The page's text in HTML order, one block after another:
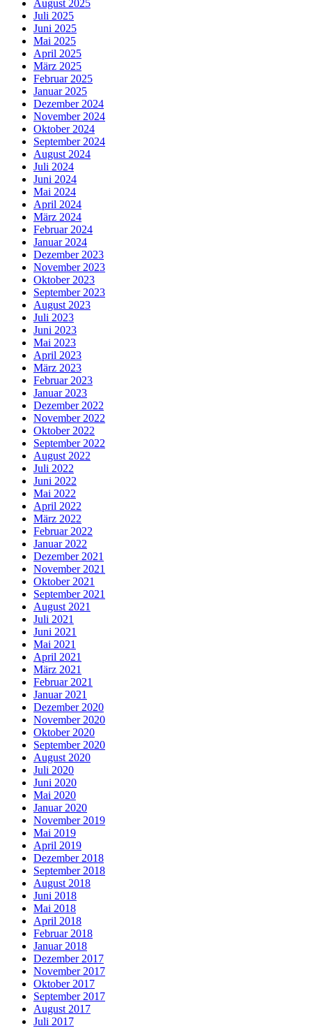
August 2025
Juli 2025
Juni 2025
Mai 2025
April 2025
März 2025
Februar 2025
Januar 2025
Dezember 2024
November 2024
Oktober 2024
September 2024
August 2024
Juli 2024
Juni 2024
Mai 2024
April 2024
März 2024
Februar 2024
Januar 2024
Dezember 2023
November 2023
Oktober 2023
September 2023
August 2023
Juli 2023
Juni 2023
Mai 2023
April 2023
März 2023
Februar 2023
Januar 2023
Dezember 2022
November 2022
Oktober 2022
September 2022
August 2022
Juli 2022
Juni 2022
Mai 2022
April 2022
März 2022
Februar 2022
Januar 2022
Dezember 2021
November 2021
Oktober 2021
September 2021
August 2021
Juli 2021
Juni 2021
Mai 2021
April 2021
März 2021
Februar 2021
Januar 2021
Dezember 2020
November 2020
Oktober 2020
September 2020
August 2020
Juli 2020
Juni 2020
Mai 2020
Januar 2020
November 2019
Mai 2019
April 2019
Dezember 2018
September 2018
August 2018
Juni 2018
Mai 2018
April 2018
Februar 2018
Januar 2018
Dezember 2017
November 2017
Oktober 2017
September 2017
August 2017
Juli 2017